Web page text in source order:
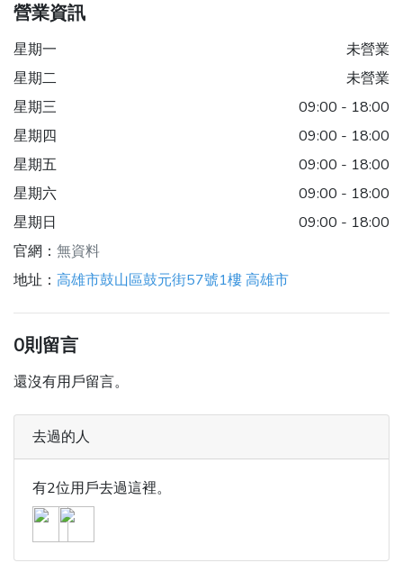
營業資訊
星期一
未營業
星期二
未營業
星期三
09:00 - 18:00
星期四
09:00 - 18:00
星期五
09:00 - 18:00
星期六
09:00 - 18:00
星期日
09:00 - 18:00
官網： 無資料
地址： 高雄市鼓山區鼓元街57號1樓 高雄市
0則留言
還沒有用戶留言。
去過的人
有2位用戶去過這裡。